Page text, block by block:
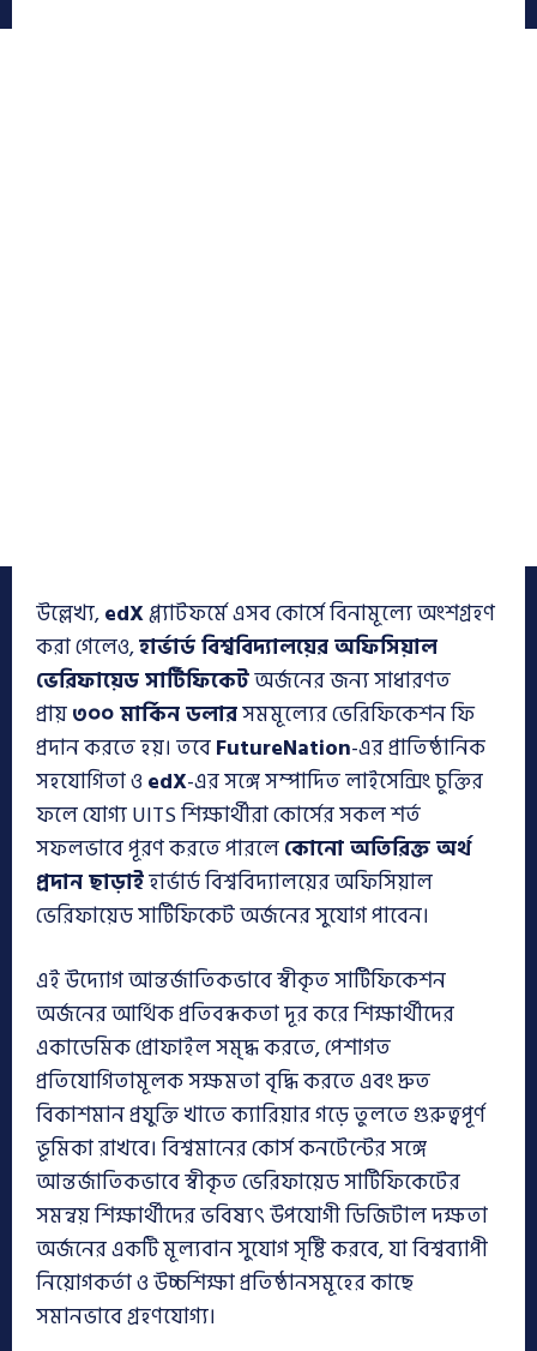
উল্লেখ্য,edXপ্ল্যাটফর্মে এসব কোর্সে বিনামূল্যে অংশগ্রহণ
করা গেলেও,হার্ভার্ড বিশ্ববিদ্যালয়ের অফিসিয়াল
ভেরিফায়েড সার্টিফিকেটঅর্জনের জন্য সাধারণত
প্রায়৩০০ মার্কিন ডলারসমমূল্যের ভেরিফিকেশন ফি
প্রদান করতে হয়। তবেFutureNation-এর প্রাতিষ্ঠানিক
সহযোগিতা ও edX-এর সঙ্গে সম্পাদিত লাইসেন্সিং চুক্তির
ফলে যোগ্য UITS শিক্ষার্থীরা কোর্সের সকল শর্ত
সফলভাবে পূরণ করতে পারলেকোনো অতিরিক্ত অর্থ
প্রদান ছাড়াইহার্ভার্ড বিশ্ববিদ্যালয়ের অফিসিয়াল
ভেরিফায়েড সার্টিফিকেট অর্জনের সুযোগ পাবেন।
এই উদ্যোগ আন্তর্জাতিকভাবে স্বীকৃত সার্টিফিকেশন
অর্জনের আর্থিক প্রতিবন্ধকতা দূর করে শিক্ষার্থীদের
একাডেমিক প্রোফাইল সমৃদ্ধ করতে, পেশাগত
প্রতিযোগিতামূলক সক্ষমতা বৃদ্ধি করতে এবং দ্রুত
বিকাশমান প্রযুক্তি খাতে ক্যারিয়ার গড়ে তুলতে গুরুত্বপূর্ণ
ভূমিকা রাখবে। বিশ্বমানের কোর্স কনটেন্টের সঙ্গে
আন্তর্জাতিকভাবে স্বীকৃত ভেরিফায়েড সার্টিফিকেটের
সমন্বয় শিক্ষার্থীদের ভবিষ্যৎ উপযোগী ডিজিটাল দক্ষতা
অর্জনের একটি মূল্যবান সুযোগ সৃষ্টি করবে, যা বিশ্বব্যাপী
নিয়োগকর্তা ও উচ্চশিক্ষা প্রতিষ্ঠানসমূহের কাছে
সমানভাবে গ্রহণযোগ্য।